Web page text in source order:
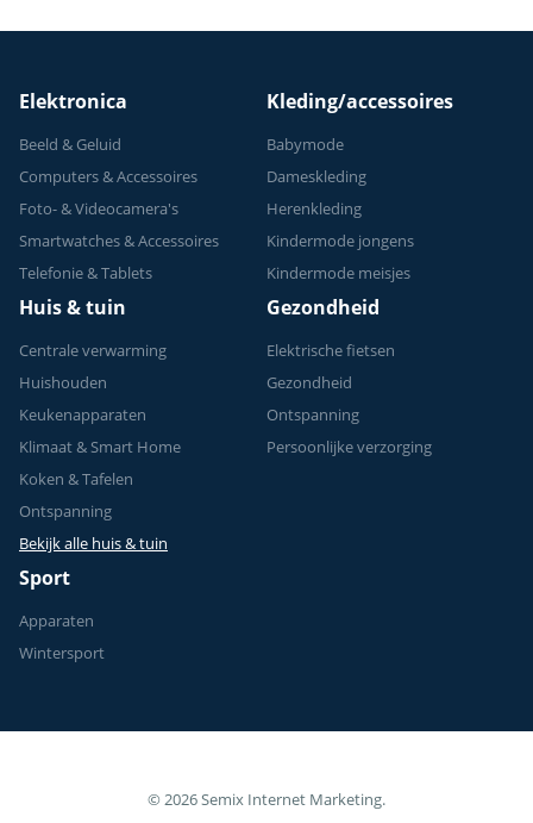
Elektronica
Beeld & Geluid
Computers & Accessoires
Foto- & Videocamera's
Smartwatches & Accessoires
Telefonie & Tablets
Kleding/accessoires
Babymode
Dameskleding
Herenkleding
Kindermode jongens
Kindermode meisjes
Huis & tuin
Centrale verwarming
Huishouden
Keukenapparaten
Klimaat & Smart Home
Koken & Tafelen
Ontspanning
Bekijk alle huis & tuin
Gezondheid
Elektrische fietsen
Gezondheid
Ontspanning
Persoonlijke verzorging
Sport
Apparaten
Wintersport
© 2026 Semix Internet Marketing.